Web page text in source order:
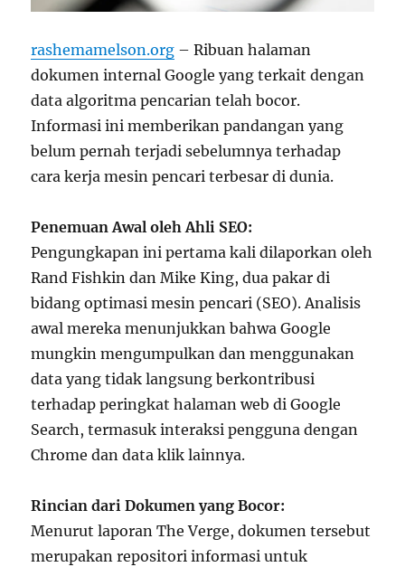
rashemamelson.org – Ribuan halaman
dokumen internal Google yang terkait dengan
data algoritma pencarian telah bocor.
Informasi ini memberikan pandangan yang
belum pernah terjadi sebelumnya terhadap
cara kerja mesin pencari terbesar di dunia.
Penemuan Awal oleh Ahli SEO:
Pengungkapan ini pertama kali dilaporkan oleh
Rand Fishkin dan Mike King, dua pakar di
bidang optimasi mesin pencari (SEO). Analisis
awal mereka menunjukkan bahwa Google
mungkin mengumpulkan dan menggunakan
data yang tidak langsung berkontribusi
terhadap peringkat halaman web di Google
Search, termasuk interaksi pengguna dengan
Chrome dan data klik lainnya.
Rincian dari Dokumen yang Bocor:
Menurut laporan The Verge, dokumen tersebut
merupakan repositori informasi untuk